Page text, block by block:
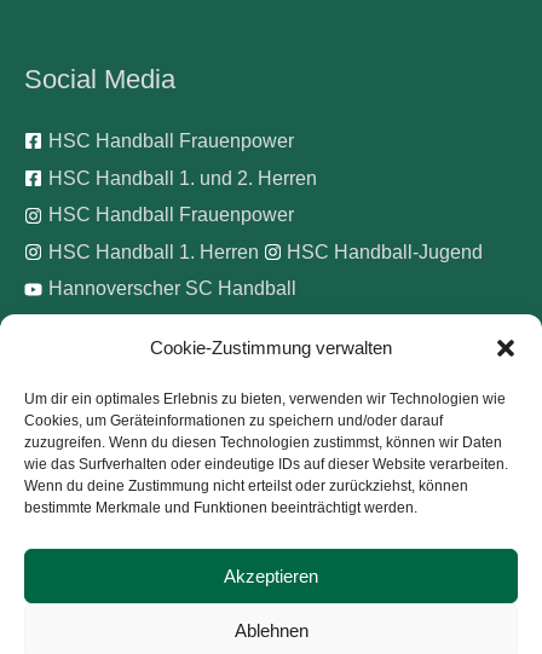
Cookie-Zustimmung verwalten
Um dir ein optimales Erlebnis zu bieten, verwenden wir Technologien wie
Cookies, um Geräteinformationen zu speichern und/oder darauf
zuzugreifen. Wenn du diesen Technologien zustimmst, können wir Daten
wie das Surfverhalten oder eindeutige IDs auf dieser Website verarbeiten.
Wenn du deine Zustimmung nicht erteilst oder zurückziehst, können
bestimmte Merkmale und Funktionen beeinträchtigt werden.
Akzeptieren
Ablehnen
Social Media
HSC Handball Frauenpower
HSC Handball 1. und 2. Herren
HSC Handball Frauenpower
HSC Handball 1. Herren
HSC Handball-Jugend
Hannoverscher SC Handball
Pinke Zitronen e.V.
Copyright © 2026Hannoverscher Sport-Club von 1893
e.V.